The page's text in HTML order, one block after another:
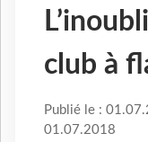
club à
Publié le :
01.07.2018